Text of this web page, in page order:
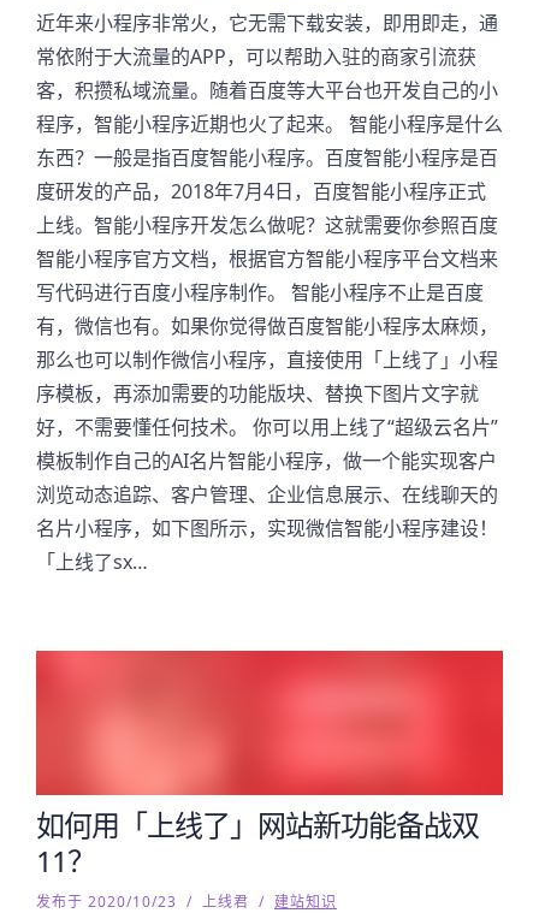
近年来小程序非常火，它无需下载安装，即用即走，通
常依附于大流量的APP，可以帮助入驻的商家引流获
客，积攒私域流量。随着百度等大平台也开发自己的小
程序，智能小程序近期也火了起来。 智能小程序是什么
东西？一般是指百度智能小程序。百度智能小程序是百
度研发的产品，2018年7月4日，百度智能小程序正式
上线。智能小程序开发怎么做呢？这就需要你参照百度
智能小程序官方文档，根据官方智能小程序平台文档来
写代码进行百度小程序制作。 智能小程序不止是百度
有，微信也有。如果你觉得做百度智能小程序太麻烦，
那么也可以制作微信小程序，直接使用「上线了」小程
序模板，再添加需要的功能版块、替换下图片文字就
好，不需要懂任何技术。 你可以用上线了“超级云名片”
模板制作自己的AI名片智能小程序，做一个能实现客户
浏览动态追踪、客户管理、企业信息展示、在线聊天的
名片小程序，如下图所示，实现微信智能小程序建设！
「上线了sx…
如何用「上线了」网站新功能备战双
11？
发布于 2020/10/23 / 上线君 / 建站知识